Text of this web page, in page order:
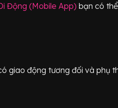
Động (Mobile App) bạn có
giao động tương đối và phụ